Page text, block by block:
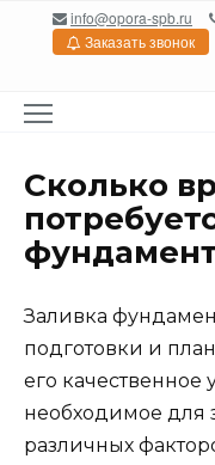
Перейтиinfo@opora-spb.ru
Заказать звонок
Сколько
Заливка
подготовки и
его качественное
необходимое для
различных